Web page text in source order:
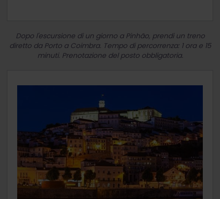
Dopo l'escursione di un giorno a Pinhão, prendi un treno
diretto da Porto a Coimbra. Tempo di percorrenza: 1 ora e 15
minuti. Prenotazione del posto obbligatoria.